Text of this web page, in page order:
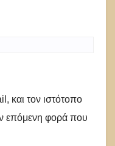
και τον ιστότοπο
επόμενη φορά που